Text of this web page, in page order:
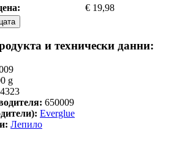
€ 19,98
и технически данни:
g
650009
Everglue
Лепило